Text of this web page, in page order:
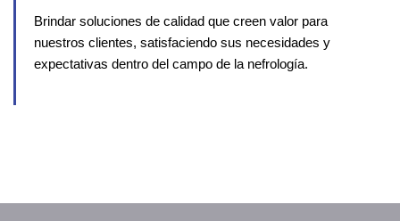
Brindar soluciones de calidad que creen valor para
nuestros clientes, satisfaciendo sus necesidades y
expectativas dentro del campo de la nefrología.